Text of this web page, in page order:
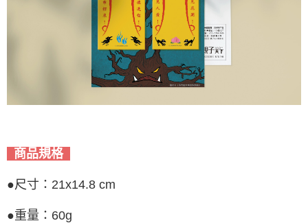
商品規格
●尺寸：21x14.8 cm
●重量：60g